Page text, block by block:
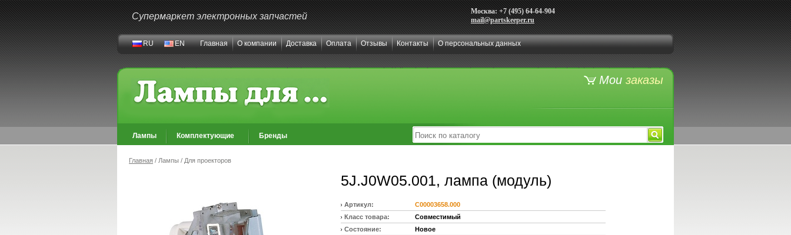
Супермаркет электронных запчастей
Москва: +7 (495) 64-64-904
mail@partskeeper.ru
RU EN Главная О компании Доставка Оплата Отзывы Контакты О персональных данных
Лампы Комплектующие Бренды
Мои заказы
Главная / Лампы / Для проекторов
5J.J0W05.001, лампа (модуль)
Артикул:
C00003658.000
Класс товара:
Совместимый
Состояние:
Новое